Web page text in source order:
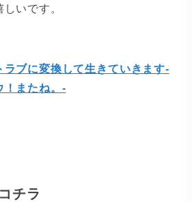
いです。
ラブに変換して生きていきます-
！またね。-
チラ